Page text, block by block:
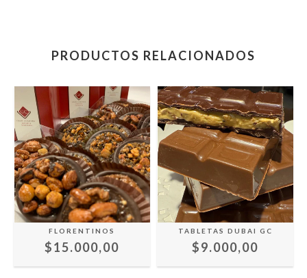
PRODUCTOS RELACIONADOS
FLORENTINOS
$15.000,00
TABLETAS DUBAI GC
$9.000,00